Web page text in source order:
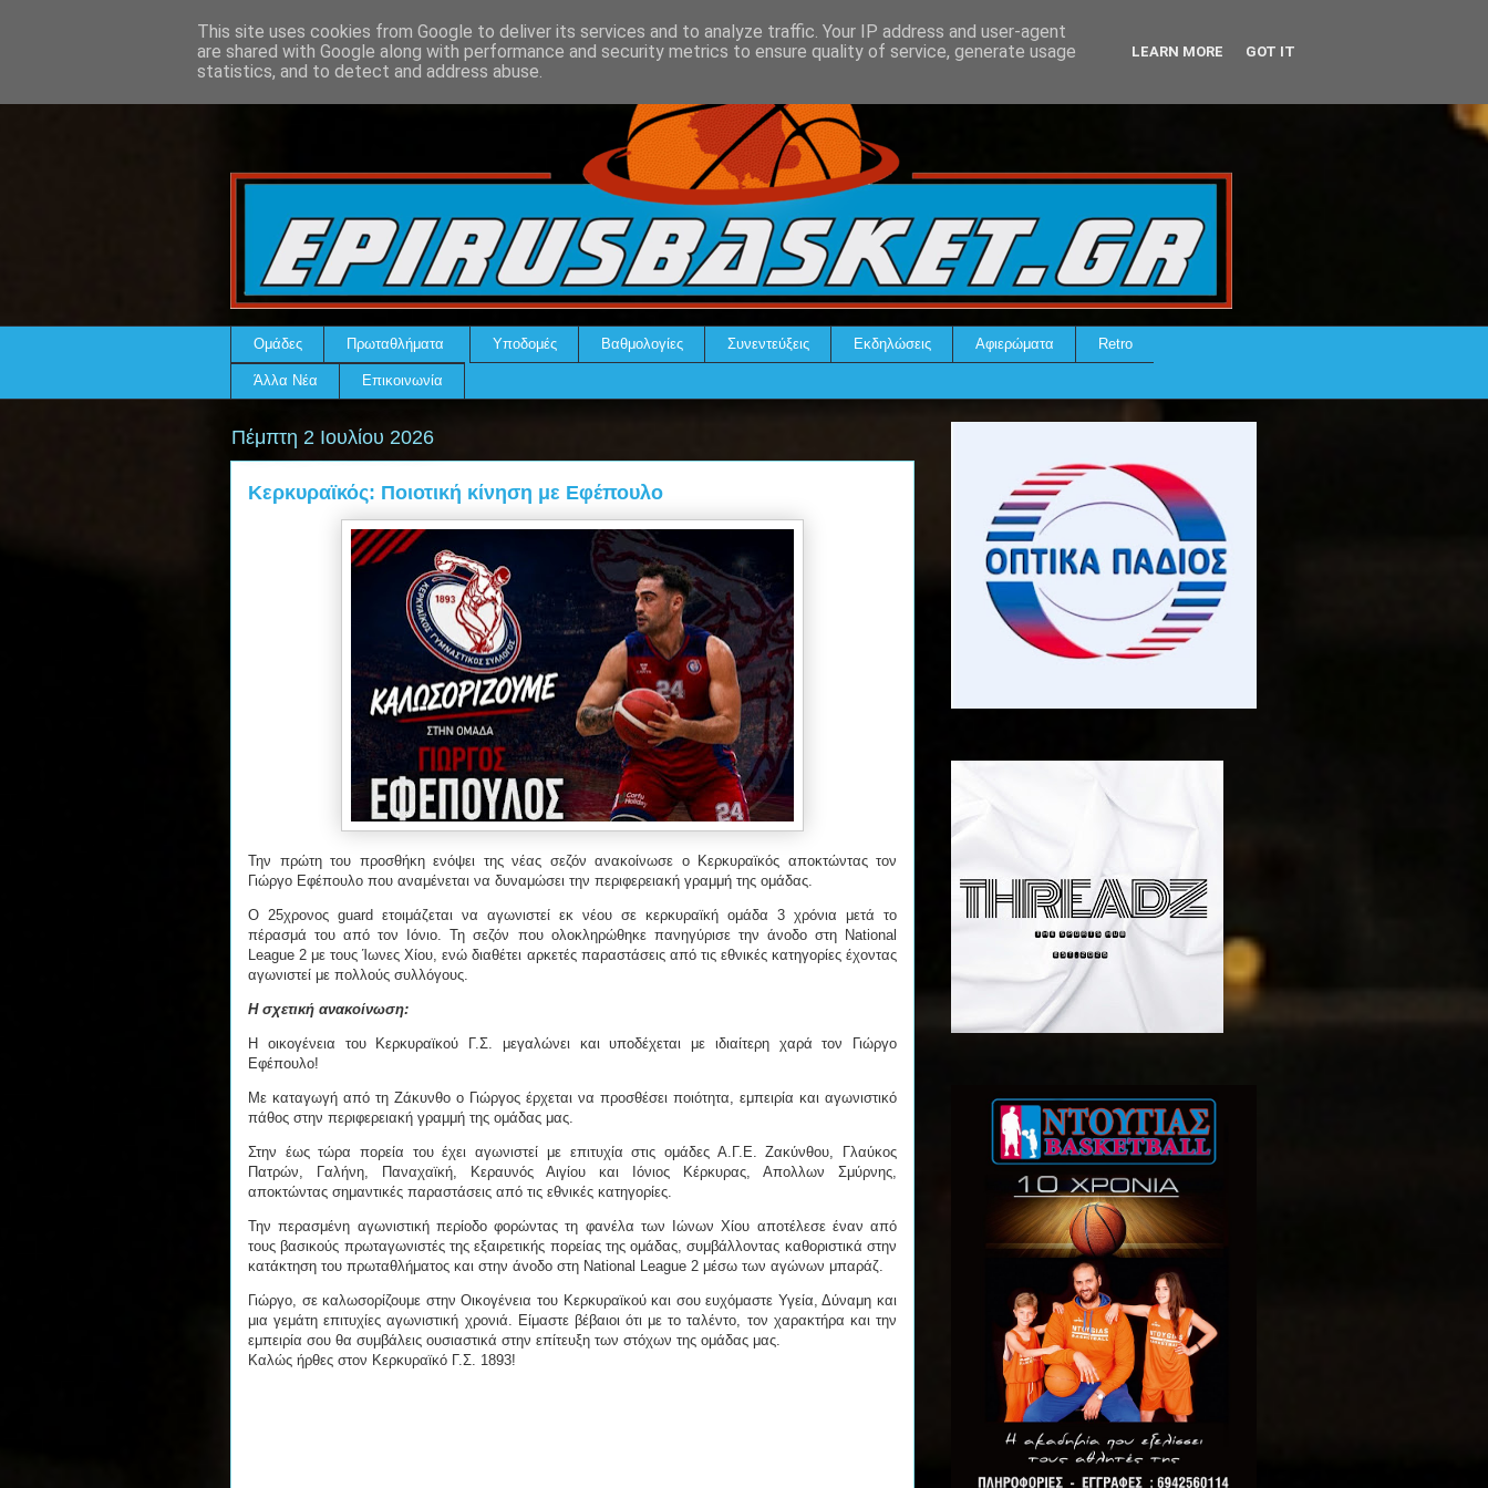
Ομάδες Πρωταθλήματα Υποδομές Βαθμολογίες Συνεντεύξεις Εκδηλώσεις Αφιερώματα Retro
Άλλα Νέα Επικοινωνία
Πέμπτη 2 Ιουλίου 2026
Κερκυραϊκός: Ποιοτική κίνηση με Εφέπουλο
Την πρώτη του προσθήκη ενόψει της νέας σεζόν ανακοίνωσε ο Κερκυραϊκός αποκτώντας τον
Γιώργο Εφέπουλο που αναμένεται να δυναμώσει την περιφερειακή γραμμή της ομάδας.
Ο 25χρονος guard ετοιμάζεται να αγωνιστεί εκ νέου σε κερκυραϊκή ομάδα 3 χρόνια μετά το
πέρασμά του από τον Ιόνιο. Τη σεζόν που ολοκληρώθηκε πανηγύρισε την άνοδο στη National
League 2 με τους Ίωνες Χίου, ενώ διαθέτει αρκετές παραστάσεις από τις εθνικές κατηγορίες έχοντας
αγωνιστεί με πολλούς συλλόγους.
Η σχετική ανακοίνωση:
Η οικογένεια του Κερκυραϊκού Γ.Σ. μεγαλώνει και υποδέχεται με ιδιαίτερη χαρά τον Γιώργο
Εφέπουλο!
Με καταγωγή από τη Ζάκυνθο ο Γιώργος έρχεται να προσθέσει ποιότητα, εμπειρία και αγωνιστικό
πάθος στην περιφερειακή γραμμή της ομάδας μας.
Στην έως τώρα πορεία του έχει αγωνιστεί με επιτυχία στις ομάδες Α.Γ.Ε. Ζακύνθου, Γλαύκος
Πατρών, Γαλήνη, Παναχαϊκή, Κεραυνός Αιγίου και Ιόνιος Κέρκυρας, Απολλων Σμύρνης,
αποκτώντας σημαντικές παραστάσεις από τις εθνικές κατηγορίες.
Την περασμένη αγωνιστική περίοδο φορώντας τη φανέλα των Ιώνων Χίου αποτέλεσε έναν από
τους βασικούς πρωταγωνιστές της εξαιρετικής πορείας της ομάδας, συμβάλλοντας καθοριστικά στην
κατάκτηση του πρωταθλήματος και στην άνοδο στη National League 2 μέσω των αγώνων μπαράζ.
Γιώργο, σε καλωσορίζουμε στην Οικογένεια του Κερκυραϊκού και σου ευχόμαστε Υγεία, Δύναμη και
μια γεμάτη επιτυχίες αγωνιστική χρονιά. Είμαστε βέβαιοι ότι με το ταλέντο, τον χαρακτήρα και την
εμπειρία σου θα συμβάλεις ουσιαστικά στην επίτευξη των στόχων της ομάδας μας.
Καλώς ήρθες στον Κερκυραϊκό Γ.Σ. 1893!
This site uses cookies from Google to deliver its services and to analyze traffic. Your IP address and user-agent
are shared with Google along with performance and security metrics to ensure quality of service, generate usage
statistics, and to detect and address abuse.
LEARN MORE GOT IT